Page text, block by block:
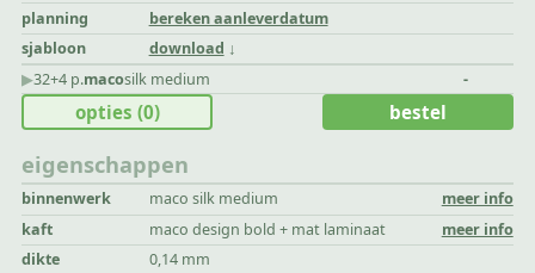
planning
bereken aanleverdatum
sjabloon
download
▶︎32+4 p.macosilk medium -
eigenschappen
binnenwerk maco silk medium
meer info
kaft
maco design bold + mat laminaat
meer info
dikte
0,14 mm
opties (0) bestel